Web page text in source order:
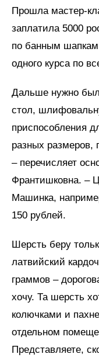
Прошла мастер-
заплатила 5000
по банным
одного курса по
Дальше нужно
стол,
приспособления
разных размеров,
– перечисляет
Франтишковна. –
Машинка,
150 рублей.
Шерсть беру
латвийский
граммов –
хочу. Та шерсть
колючками и
отдельном
Представляете,